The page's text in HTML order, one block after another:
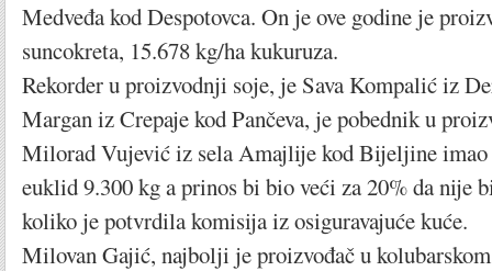
Medveđa kod Despotovca. On je ove godine je
suncokreta, 15.678 kg/ha kukuruza.
Rekorder u proizvodnji soje, je Sava Kompalić iz
Margan iz Crepaje kod Pančeva, je pobednik u
Milorad Vujević iz sela Amajlije kod Bijeljine imao
euklid 9.300 kg a prinos bi bio veći za 20% da nije
koliko je potvrdila komisija iz osiguravajuće kuće.
Milovan Gajić, najbolji je proizvođač u